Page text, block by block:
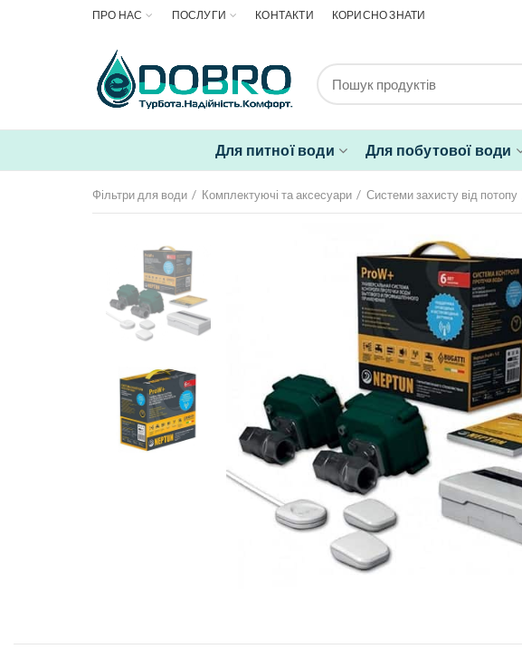
ПРО НАС ПОСЛУГИ КОНТАКТИ КОРИСНО ЗНАТИ
Для питної води Для побутової води
Фільтри для води Комплектуючі та аксесуари Системи захисту від потопу